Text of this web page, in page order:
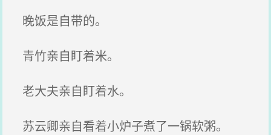
晚饭是自带的。
青竹亲自盯着米。
老大夫亲自盯着水。
苏云卿亲自看着小炉子煮了一锅软粥。